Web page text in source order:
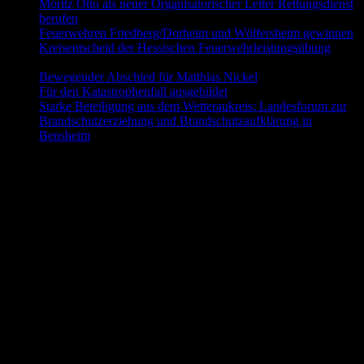
Moritz Otto als neuer Organisatorischer Leiter Rettungsdienst
berufen
Feuerwehren Friedberg/Dorheim und Wölfersheim gewinnen
Kreisentscheid der Hessischen Feuerwehrleistungsübung
Bewegender Abschied für Matthias Nickel
Für den Katastrophenfall ausgebildet
Starke Beteiligung aus dem Wetteraukreis: Landesforum zur
Brandschutzerziehung und Brandschutzaufklärung in
Bensheim